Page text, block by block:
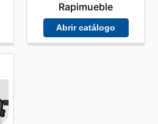
Rapimueble
Abrir catálogo